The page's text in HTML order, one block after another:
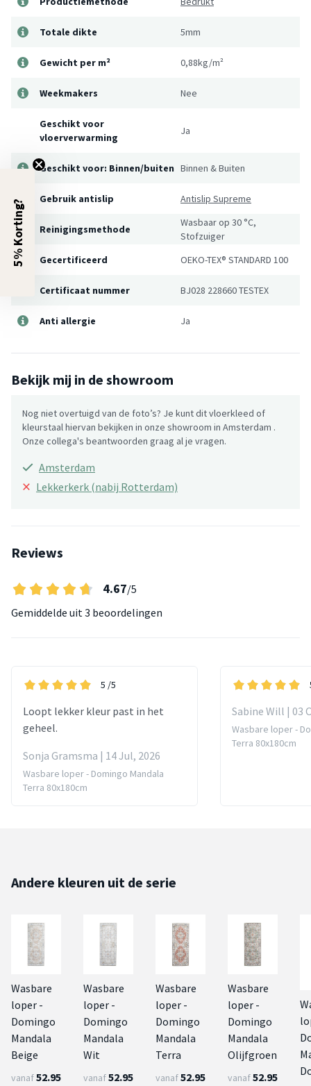
Totale dikte 5mm
Gewicht per m² 0,88kg/m²
Weekmakers Nee
Geschikt voor
vloerverwarming
Ja
Geschikt voor: Binnen/buiten Binnen & Buiten
Gebruik antislip Antislip Supreme
Reinigingsmethode
Wasbaar op 30 °C,
Stofzuiger
Gecertificeerd
OEKO-TEX® STANDARD 100
Certificaat nummer BJ028 228660 TESTEX
Anti allergie Ja
Bekijk mij in de showroom
Nog niet overtuigd van de foto’s? Je kunt dit vloerkleed of
kleurstaal hiervan bekijken in onze showroom in Amsterdam .
Onze collega's beantwoorden graag al je vragen.
Amsterdam
× Lekkerkerk (nabij Rotterdam)
Reviews
4.67/5
Gemiddelde uit 3 beoordelingen
5 /5
Loopt lekker kleur past in het
geheel.
Sonja Gramsma | 14 Jul, 2026
Wasbare loper - Domingo Mandala
Terra 80x180cm
Sabine Will | 03
Wasbare loper -
Terra 80x180cm
Andere kleuren uit de serie
Wasbare
loper -
Domingo
Mandala
Beige
vanaf52.95
Wasbare
loper -
Domingo
Mandala
Wit
vanaf52.95
Wasbare
loper -
Domingo
Mandala
Terra
vanaf52.95
Wasbare
loper -
Domingo
Mandala
Olijfgroen
vanaf52.95
5% Korting?